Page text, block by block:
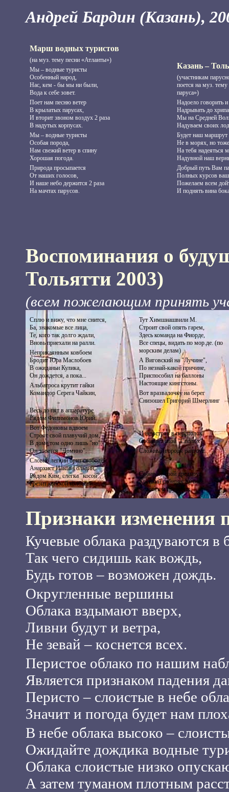
Андрей Бардин (Казань),
Марш водных туристов
(на муз. тему песни «Атланты»)
Мы – водные туристы
Особенный народ,
Нас, кем - бы мы ни были,
Вода к себе зовет.
Поет нам песню ветер
В крылатых парусах,
И вторит звоном воздух 2 раза
В надутых корпусах.
Мы – водные туристы
Особая порода,
Нам свежий ветер в спину
Хорошая погода.
Природа просыпается
От наших голосов,
И наше небо держится 2 раза
На мачтах парусов.
Казань –
(участникам
поется на муз.
паруса»)
Надоело говорить и
Надрывать до
Мы на Средней
Надуваем своих
Будет наш маршрут
Не в морях, но
На тебя надеяться
Надувной наш
Добрый путь Вам
Полных курсов
Пожелаем всем
И поднять вина
Воспоминания о
Тольятти 2003)
(всем пожелающим принять
Cплю и вижу, что мне снится,
Ба, знакомые все лица,
Те, кого так долго ждали,
Вновь приехали на ралли.
Неприкаянным ковбоем
Бродит Юра Маслобоев
В ожиданьи Кулика,
Он дождется, а пока...
Альбатроса крутит гайки
Командор Серега Чайкин,
Весь до пят в аппаратуре
Рядом Филимонов Юрий.
Вот Федоновы вдвоем
Строят свой плавучий дом,
В доме том одно лишь "но",
Он зовется "Домино".
Словно легкий бриз свободен
Анархист Иаков Гольдин,
Рядом Ким, слегка "косой",
Грезит конской колбасой.
Тут Химшиашвили М.
Строит свой опять гарем,
Здесь команда на Фиорде,
Все спецы, видать по мор.де. (по
морским делам)
А Виговский на "Лучине",
По незнай-какой причине,
Приспособил на баллоны
Настоящие кингстоны.
Вот вразвалочку на берег
Снизошел Григорий Шмерлинг
И не встряв в переполох
Собирает свой "Сполох".
Cложный городя рангоут
Собирает свой дредноут
Крепкий сибиряк Кулик
Человек и грузовик.
Признаки изменения
Кучевые облака раздуваются в
Так чего сидишь как вождь,
Будь готов – возможен дождь.
Округленные вершины
Облака вздымают вверх,
Ливни будут и ветра,
Не зевай – коснется всех.
Перистое облако по нашим
Является признаком падения
Перисто – слоистые в небе
Значит и погода будет нам
В небе облака высоко –
Ожидайте дождика водные
Облака слоистые низко
А затем туманом плотным